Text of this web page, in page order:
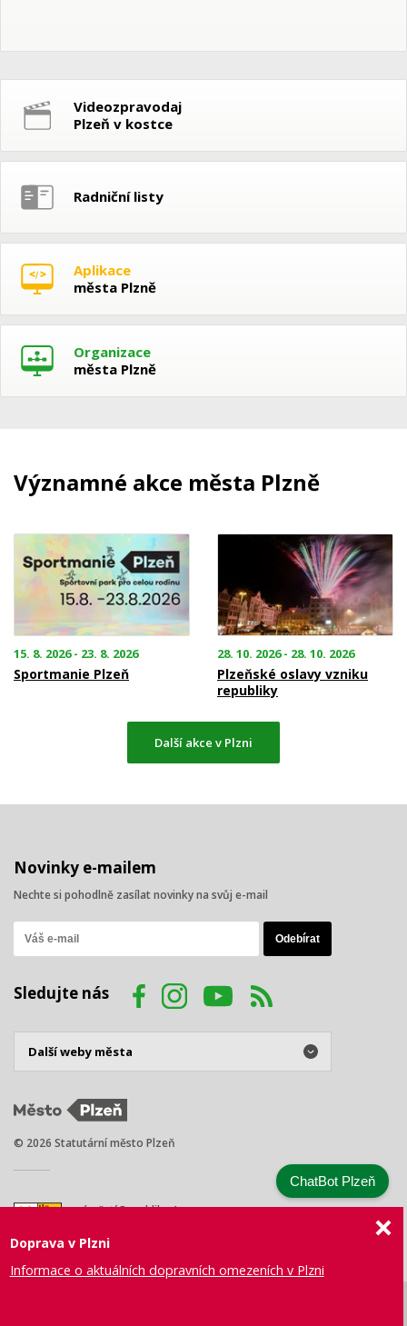
Videozpravodaj
Plzeň v kostce
Radniční listy
Aplikace
města Plzně
Organizace
města Plzně
Významné akce města Plzně
15. 8. 2026 - 23. 8. 2026
Sportmanie Plzeň
28. 10. 2026 - 28. 10. 2026
Plzeňské oslavy vzniku
republiky
Další akce v Plzni
Novinky e-mailem
Nechte si pohodlně zasílat novinky na svůj e-mail
Sledujte nás
© 2026 Statutární město Plzeň
náměstí Republiky 1
Tel.: +420 378 031 111
Doprava v Plzni
Informace o aktuálních dopravních omezeních v Plzni
ChatBot Plzeň